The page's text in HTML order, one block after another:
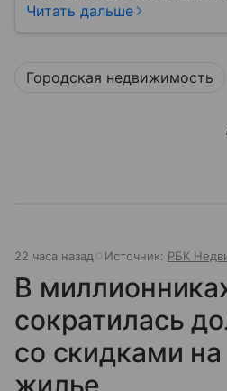
Читать дальше
Городская недвижимость
22 часа назад Источник: РБК
В
сократилась
со скидками